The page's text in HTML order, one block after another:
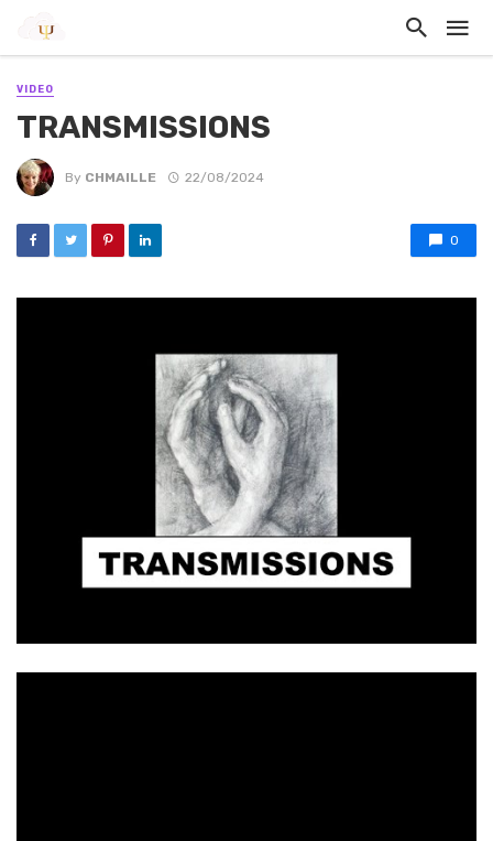
VIDEO
TRANSMISSIONS
By CHMAILLE 22/08/2024
0